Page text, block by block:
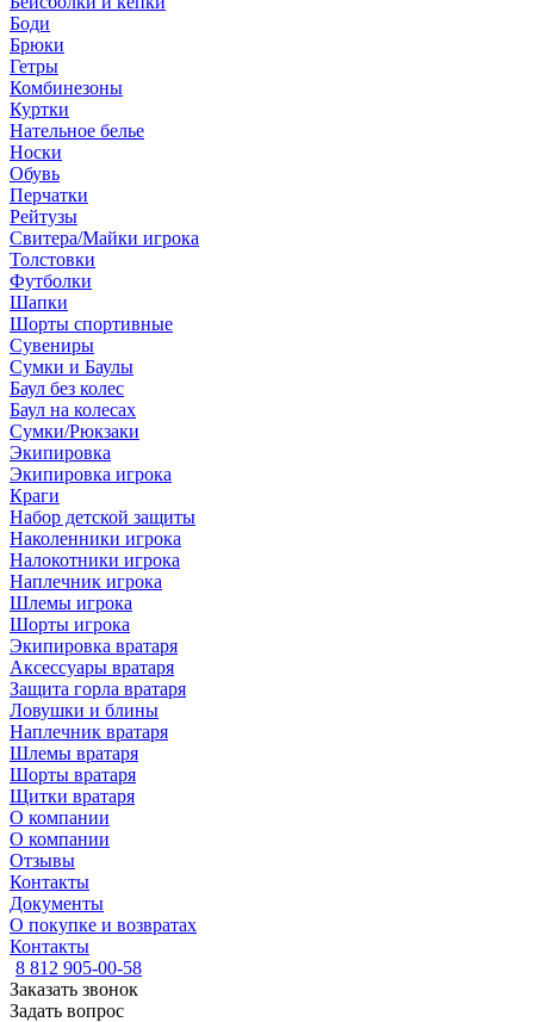
Боди
Брюки
Гетры
Комбинезоны
Куртки
Нательное белье
Носки
Обувь
Перчатки
Рейтузы
Свитера/Майки игрока
Толстовки
Футболки
Шапки
Шорты спортивные
Сувениры
Сумки и Баулы
Баул без колес
Баул на колесах
Сумки/Рюкзаки
Экипировка
Экипировка игрока
Краги
Набор детской защиты
Наколенники игрока
Налокотники игрока
Наплечник игрока
Шлемы игрока
Шорты игрока
Экипировка вратаря
Аксессуары вратаря
Защита горла вратаря
Ловушки и блины
Наплечник вратаря
Шлемы вратаря
Шорты вратаря
Щитки вратаря
О компании
О компании
Отзывы
Контакты
Документы
О покупке и возвратах
Контакты
8 812 905-00-58
Заказать звонок
Задать вопрос